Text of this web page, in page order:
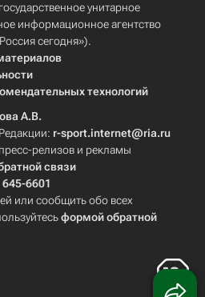
унитарное
информационное агентство
сегодня»).
технологий
А.В.
r-sport.internet@ria.ru
релизов и рекламы
связи
6601
или сообщить обо всех
формой обратной